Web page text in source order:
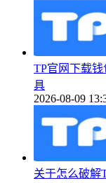
TP官网下载
具
2026-08-09
关于怎么破解